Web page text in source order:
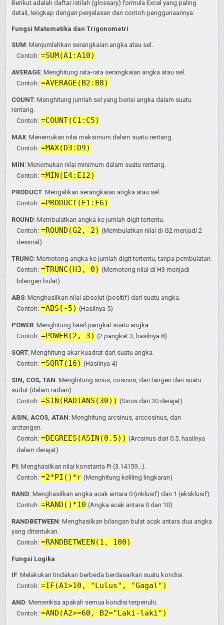
Berikut adalah daftar istilah (glossary) formula Excel yang paling
detail, lengkap dengan penjelasan dan contoh penggunaannya:
Fungsi Matematika dan Trigonometri
SUM: Menjumlahkan serangkaian angka atau sel.
Contoh: =SUM(A1:A10)
AVERAGE: Menghitung rata-rata serangkaian angka atau sel.
Contoh: =AVERAGE(B2:B8)
COUNT: Menghitung jumlah sel yang berisi angka dalam suatu
rentang.
Contoh: =COUNT(C1:C5)
MAX: Menemukan nilai maksimum dalam suatu rentang.
Contoh: =MAX(D3:D9)
MIN: Menemukan nilai minimum dalam suatu rentang.
Contoh: =MIN(E4:E12)
PRODUCT: Mengalikan serangkaian angka atau sel.
Contoh: =PRODUCT(F1:F6)
ROUND: Membulatkan angka ke jumlah digit tertentu.
Contoh: =ROUND(G2, 2) (Membulatkan nilai di G2 menjadi 2
desimal)
TRUNC: Memotong angka ke jumlah digit tertentu, tanpa pembulatan.
Contoh: =TRUNC(H3, 0) (Memotong nilai di H3 menjadi
bilangan bulat)
ABS: Menghasilkan nilai absolut (positif) dari suatu angka.
Contoh: =ABS(-5) (Hasilnya 5)
POWER: Menghitung hasil pangkat suatu angka.
Contoh: =POWER(2, 3) (2 pangkat 3, hasilnya 8)
SQRT: Menghitung akar kuadrat dari suatu angka.
Contoh: =SQRT(16) (Hasilnya 4)
SIN, COS, TAN: Menghitung sinus, cosinus, dan tangen dari suatu
sudut (dalam radian).
Contoh: =SIN(RADIANS(30)) (Sinus dari 30 derajat)
ASIN, ACOS, ATAN: Menghitung arcsinus, arccosinus, dan
arctangen.
Contoh: =DEGREES(ASIN(0.5)) (Arcsinus dari 0.5, hasilnya
dalam derajat)
PI: Menghasilkan nilai konstanta Pi (3.14159...).
Contoh: =2*PI()*r (Menghitung keliling lingkaran)
RAND: Menghasilkan angka acak antara 0 (inklusif) dan 1 (eksklusif).
Contoh: =RAND()*10 (Angka acak antara 0 dan 10)
RANDBETWEEN: Menghasilkan bilangan bulat acak antara dua angka
yang ditentukan.
Contoh: =RANDBETWEEN(1, 100)
Fungsi Logika
IF: Melakukan tindakan berbeda berdasarkan suatu kondisi.
Contoh: =IF(A1>10, "Lulus", "Gagal")
AND: Memeriksa apakah semua kondisi terpenuhi.
Contoh: =AND(A2>=60, B2="Laki-laki")